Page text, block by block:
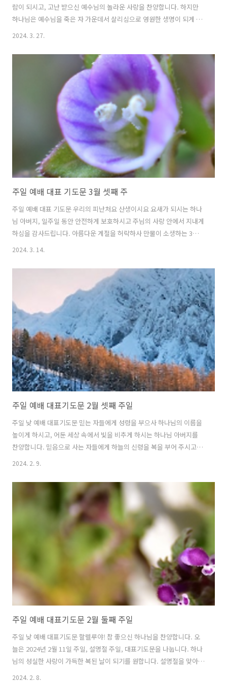
람이 되시고, 고난 받으신 예수님의 놀라운 사랑을 찬양합니다. 하지만
하나님은 예수님을 죽은 자 가운데서 살리심으로 영원한 생명이 되게 하
셨습니다. 부활절 아침 거룩하신 주님을 믿음으로 찬양합니다. 부활 주일
권세를 깨뜨리신 주 예수 그리스도를 찬양합니다. 예수 그리스도를 살리
심으로 믿는 자들을 함께 부활의 자녀로 삼으신 하나님 아버지 감사드립
니다. 이 복된 부활 주일을 맞아 높으신 하나님을 찬양하며 경배하게 하
심을 감사드립니다. 주여, 이 시간 우리 가운에 임재하사 하나님의 능력
을 드러내 주시옵소서. 부활의 주님을 믿으면서도 영원한 생명을 갈망하
지 못하고 이 땅의..
2024. 3. 27.
주일 예배 대표 기도문 3월 셋째 주
주일 예배 대표 기도문 우리의 피난처요 산생이시요 요새가 되시는 하나
님 아버지, 일주일 동안 안전하게 보호하시고 주님의 사랑 안에서 지내게
하심을 감사드립니다. 아름다운 계절을 허락하사 만물이 소생하는 3월
룩하신 하나님, 하나님 앞에서 우리의 죄가 너무 많습니다. 주님을 사랑
한다 말하면서도 순종하지 못한 저희들을 용서하여 주옵소서. 분주하다
는 핑계로 하나님께 기도하지 못하고, 바쁘다는 핑계로 주님의 말씀을 깊
이 묵상하지 못하며 살았습니다. 이 시간 주님께 우리의 모든 죄악들을
토하며 자복하오니 용서하여 주옵소서. 아름다운 봄을 주신 하나님, 우리
의 믿음도 날로 성숙..
2024. 3. 14.
주일 예배 대표기도문 2월 셋째 주일
주일 낮 예배 대표기도문 믿는 자들에게 성령을 부으사 하나님의 이름을
높이게 하시고, 어둔 세상 속에서 빛을 비추게 하시는 하나님 아버지를
찬양합니다. 믿음으로 사는 자들에게 하늘의 신령을 복을 부어 주시고,
택하신 자들에게 선한 능력으로 살아가게 하심 감사합니다. 오늘은 2024
데 하나님의 크신 사랑이 함께 하기를 기도합니다. 주님 감사합니다. 자
비로우신 하나님 아버지 감사합니다. 우리의 삶의 주관자요 소망이 되신
하나님, 저희를 언제나 인도하시고 붙들어 주심을 감사합니다. 하루하루
가 하나님의 은혜요 사랑임을 압니다. 주님께서 주시는 일상을 감사함으
로 살아가는 복된 인생이 되기를 원합니다. 말씀을 따라 살아야 하지만
2024. 2. 9.
주일 예배 대표기도문 2월 둘째 주일
주일 낮 예배 대표기도문 할렐루야! 참 좋으신 하나님을 찬양합니다. 오
늘은 2024년 2월 11일 주일, 설명절 주일, 대표기도문을 나눕니다. 하나
님의 성실한 사랑이 가득한 복된 날이 되기를 원합니다. 설명절을 맞아
2024. 2. 8.